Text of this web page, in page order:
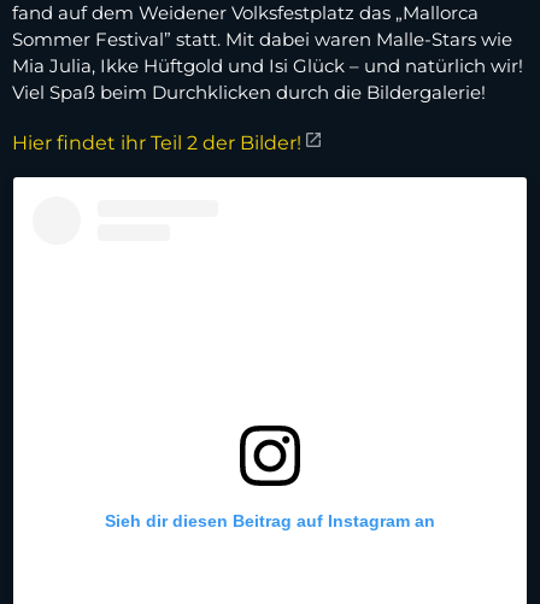
fand auf dem Weidener Volksfestplatz das „Mallorca
Sommer Festival” statt. Mit dabei waren Malle-Stars wie
Mia Julia, Ikke Hüftgold und Isi Glück – und natürlich wir!
Viel Spaß beim Durchklicken durch die Bildergalerie!
Hier findet ihr Teil 2 der Bilder!
Sieh dir diesen Beitrag auf Instagram an